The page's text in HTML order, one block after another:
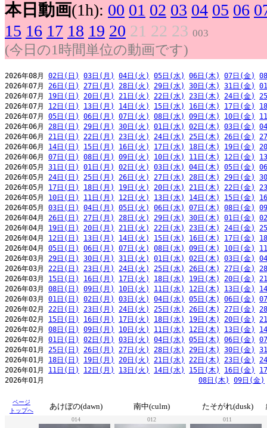
本日動画(1h): 00 01 02 03 04 05 06
15 16 17 18 19 20 21 22 23 003
(今日の1時間単位の動画です)
2026年08月 02日(日) 03日(月) 04日(火) 05日(水) 06日(木) 07日(金)
2026年07月 26日(日) 27日(月) 28日(火) 29日(水) 30日(木) 31日(金)
2026年07月 19日(日) 20日(月) 21日(火) 22日(水) 23日(木) 24日(金)
2026年07月 12日(日) 13日(月) 14日(火) 15日(水) 16日(木) 17日(金)
2026年07月 05日(日) 06日(月) 07日(火) 08日(水) 09日(木) 10日(金)
2026年06月 28日(日) 29日(月) 30日(火) 01日(水) 02日(木) 03日(金)
2026年06月 21日(日) 22日(月) 23日(火) 24日(水) 25日(木) 26日(金)
2026年06月 14日(日) 15日(月) 16日(火) 17日(水) 18日(木) 19日(金)
2026年06月 07日(日) 08日(月) 09日(火) 10日(水) 11日(木) 12日(金)
2026年05月 31日(日) 01日(月) 02日(火) 03日(水) 04日(木) 05日(金)
2026年05月 24日(日) 25日(月) 26日(火) 27日(水) 28日(木) 29日(金)
2026年05月 17日(日) 18日(月) 19日(火) 20日(水) 21日(木) 22日(金)
2026年05月 10日(日) 11日(月) 12日(火) 13日(水) 14日(木) 15日(金)
2026年05月 03日(日) 04日(月) 05日(火) 06日(水) 07日(木) 08日(金)
2026年04月 26日(日) 27日(月) 28日(火) 29日(水) 30日(木) 01日(金)
2026年04月 19日(日) 20日(月) 21日(火) 22日(水) 23日(木) 24日(金)
2026年04月 12日(日) 13日(月) 14日(火) 15日(水) 16日(木) 17日(金)
2026年04月 05日(日) 06日(月) 07日(火) 08日(水) 09日(木) 10日(金)
2026年03月 29日(日) 30日(月) 31日(火) 01日(水) 02日(木) 03日(金)
2026年03月 22日(日) 23日(月) 24日(火) 25日(水) 26日(木) 27日(金)
2026年03月 15日(日) 16日(月) 17日(火) 18日(水) 19日(木) 20日(金)
2026年03月 08日(日) 09日(月) 10日(火) 11日(水) 12日(木) 13日(金)
2026年03月 01日(日) 02日(月) 03日(火) 04日(水) 05日(木) 06日(金)
2026年02月 22日(日) 23日(月) 24日(火) 25日(水) 26日(木) 27日(金)
2026年02月 15日(日) 16日(月) 17日(火) 18日(水) 19日(木) 20日(金)
2026年02月 08日(日) 09日(月) 10日(火) 11日(水) 12日(木) 13日(金)
2026年02月 01日(日) 02日(月) 03日(火) 04日(水) 05日(木) 06日(金)
2026年01月 25日(日) 26日(月) 27日(火) 28日(水) 29日(木) 30日(金)
2026年01月 18日(日) 19日(月) 20日(火) 21日(水) 22日(木) 23日(金)
2026年01月 11日(日) 12日(月) 13日(火) 14日(水) 15日(木) 16日(金)
2026年01月 08日(木) 09日(金)
ページ
トップへ
あけぼの(dawn) 南中(culm) たそがれ(dusk)
014 012 011